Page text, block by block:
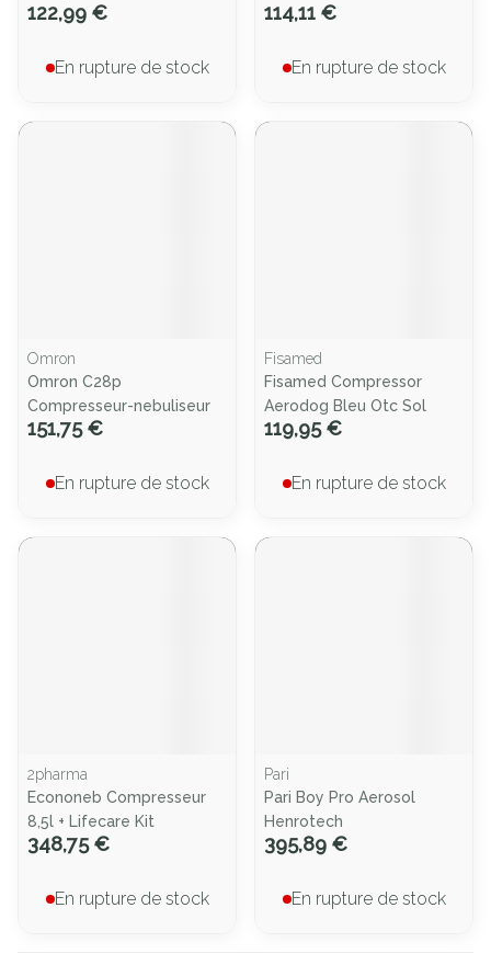
122,99 €
En rupture de stock
114,11 €
En rupture de stock
Omron
Omron C28p
Compresseur-nebuliseur
151,75 €
En rupture de stock
Fisamed
Fisamed Compressor
Aerodog Bleu Otc Sol
119,95 €
En rupture de stock
2pharma
Econoneb Compresseur
8,5l + Lifecare Kit
348,75 €
En rupture de stock
Pari
Pari Boy Pro Aerosol
Henrotech
395,89 €
En rupture de stock